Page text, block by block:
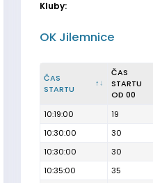
Kluby:
OK Jilemnice
ČAS
STARTU
ČAS
STARTU
OD 00
10:19:00 19
10:30:00
30
10:30:00
30
10:35:00
35